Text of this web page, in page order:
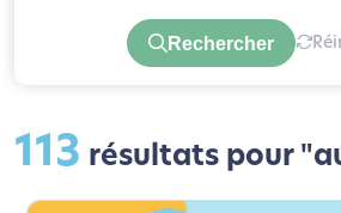
Rechercher
113 résultats pour